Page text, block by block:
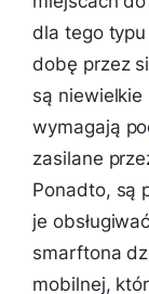
dla tego
dobę przez
są niewielkie
wymagają
zasilane
Ponadto, są
je
smarftona
mobilnej,